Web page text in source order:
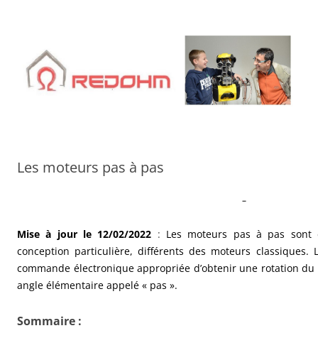
Les moteurs pas à pas
–
Mise à jour le 12/02/2022 : Les moteurs pas à pas sont
conception particulière, différents des moteurs
commande électronique appropriée d’obtenir une rotation
angle élémentaire appelé « pas ».
Sommaire :